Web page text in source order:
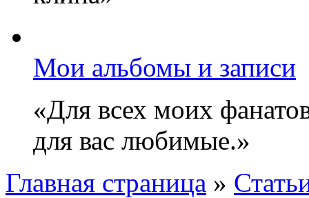
Мои альбомы и записи
«Для всех моих
для вас любимые.»
Главная страница »